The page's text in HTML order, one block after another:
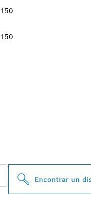
150
150
Encontrar un